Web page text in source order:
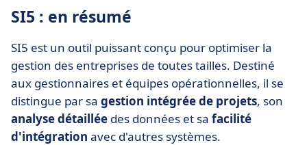
SI5 : en résumé
SI5 est un outil puissant conçu pour optimiser la
gestion des entreprises de toutes tailles. Destiné
aux gestionnaires et équipes opérationnelles, il se
distingue par sa gestion intégrée de projets, son
analyse détaillée des données et sa facilité
d'intégration avec d'autres systèmes.